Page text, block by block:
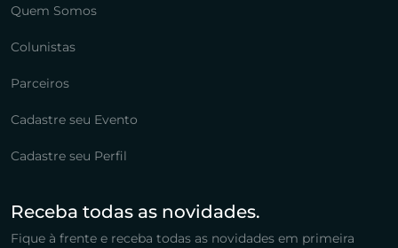
Quem Somos
Colunistas
Parceiros
Cadastre seu Evento
Cadastre seu Perfil
Receba todas as novidades.
Fique à frente e receba todas as novidades em primeira